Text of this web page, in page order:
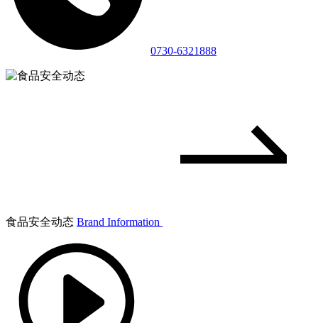
0730-6321888
食品安全动态 Brand Information